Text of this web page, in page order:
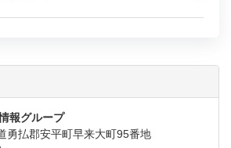
報グループ
払郡安平町早来大町95番地